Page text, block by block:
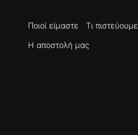
Ποιοί είμαστε
Τι πιστεύουμε
Η αποστολή μας